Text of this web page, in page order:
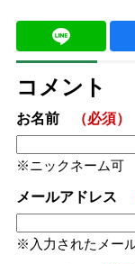
コメント
お名前 （必須）
ニックネーム可
メールアドレス
入力されたメー